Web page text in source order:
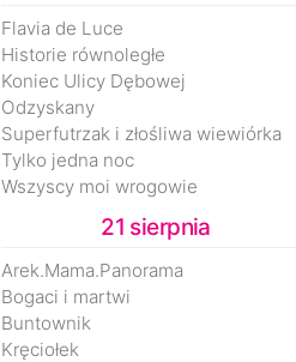
Flavia de Luce
Historie równoległe
Koniec Ulicy Dębowej
Odzyskany
Superfutrzak i złośliwa wiewiórka
Tylko jedna noc
Wszyscy moi wrogowie
21 sierpnia
Arek.Mama.Panorama
Bogaci i martwi
Buntownik
Kręciołek